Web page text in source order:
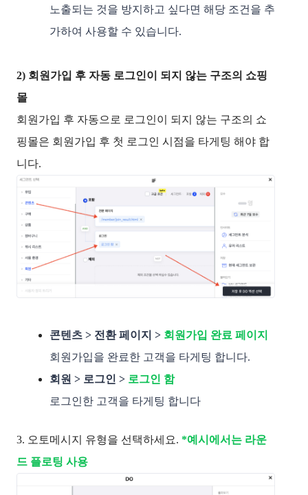
노출되는 것을 방지하고 싶다면 해당 조건을 추
가하여 사용할 수 있습니다.
2) 회원가입 후 자동 로그인이 되지 않는 구조의 쇼핑
몰
회원가입 후 자동으로 로그인이 되지 않는 구조의 쇼
핑몰은 회원가입 후 첫 로그인 시점을 타게팅 해야 합
니다.
콘텐츠 > 전환 페이지 > 회원가입 완료 페이지
회원가입을 완료한 고객을 타게팅 합니다.
회원 > 로그인 > 로그인 함
로그인한 고객을 타게팅 합니다
3. 오토메시지 유형을 선택하세요. *예시에서는 라운
드 플로팅 사용